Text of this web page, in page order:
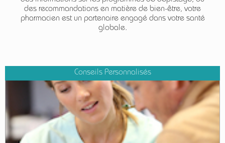
des recommandations en matière de bien-être, votre
pharmacien est un partenaire engagé dans votre santé
globale.
Conseils Personnalisés